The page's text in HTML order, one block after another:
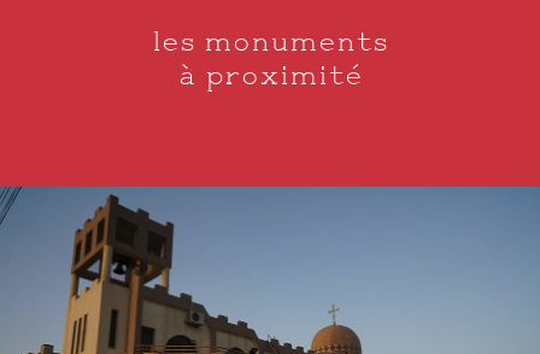
les monuments
à proximité